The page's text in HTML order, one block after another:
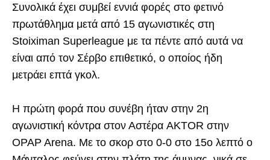
Συνολικά έχει συμβεί εννιά φορές στο φετινό
πρωτάθλημα μετά από 15 αγωνιστικές στη
Stoiximan Superleague με τα πέντε από αυτά να
είναι από τον Σέρβο επιθετικό, ο οποίος ήδη
μετράει επτά γκολ.
Η πρώτη φορά που συνέβη ήταν στην 2η
αγωνιστική κόντρα στον Αστέρα AKTOR στην
OPAP Arena. Με το σκορ στο 0-0 στο 15ο λεπτό ο